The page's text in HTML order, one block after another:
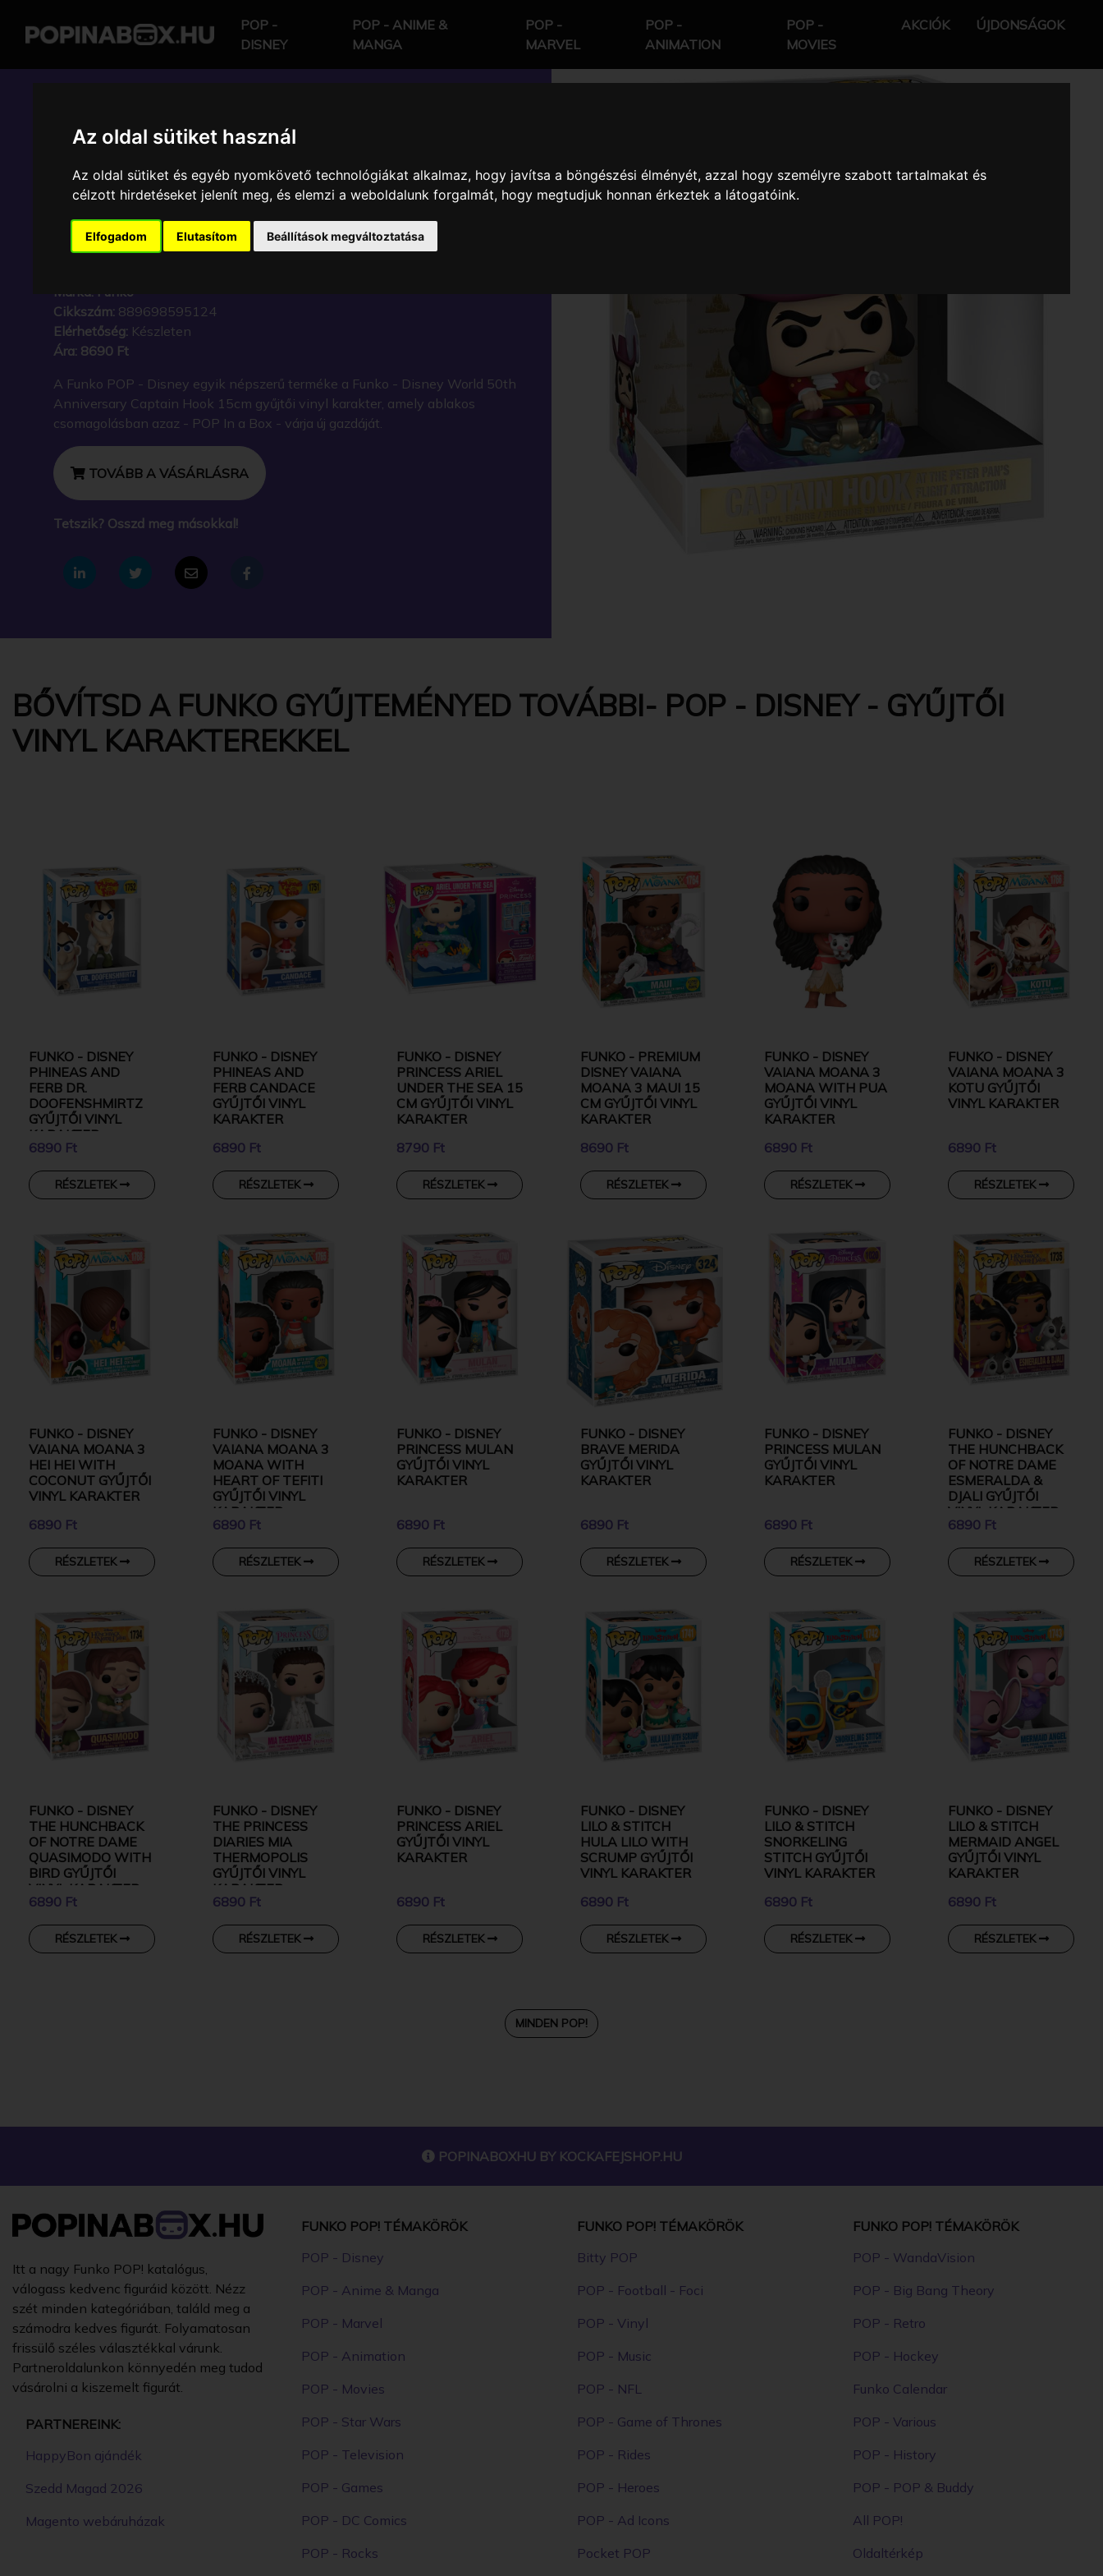
Az oldal sütiket használ
Az oldal sütiket és egyéb nyomkövető technológiákat alkalmaz, hogy javítsa a böngészési élményét, azzal hogy személyre szabott tartalmakat és
célzott hirdetéseket jelenít meg, és elemzi a weboldalunk forgalmát, hogy megtudjuk honnan érkeztek a látogatóink.
Elfogadom Elutasítom Beállítások megváltoztatása
POP -
DISNEY
POP - ANIME &
MANGA
POP -
MARVEL
POP -
ANIMATION
POP -
MOVIES
AKCIÓK ÚJDONSÁGOK
POP IN A BOX HU
FUNKO - DISNEY WORLD 50TH
ANNIVERSARY CAPTAIN HOOK
15CM GYŰJTŐI VINYL KARAKTER
Márka: Funko
Cikkszám: 889698595124
Elérhetőség: Készleten
Ára: 8690 Ft
A Funko POP - Disney egyik népszerű terméke a Funko - Disney World 50th
Anniversary Captain Hook 15cm gyűjtői vinyl karakter, amely ablakos
csomagolásban azaz - POP In a Box - várja új gazdáját.
TOVÁBB A VÁSÁRLÁSRA
Tetszik? Osszd meg másokkal!
BŐVÍTSD A FUNKO GYŰJTEMÉNYED TOVÁBBI- POP - DISNEY - GYŰJTŐI
VINYL KARAKTEREKKEL
FUNKO - DISNEY
PHINEAS AND
FERB DR.
DOOFENSHMIRTZ
GYŰJTŐI VINYL
KARAKTER
6890 Ft
RÉSZLETEK
FUNKO - DISNEY
PHINEAS AND
FERB CANDACE
GYŰJTŐI VINYL
KARAKTER
6890 Ft
RÉSZLETEK
FUNKO - DISNEY
PRINCESS ARIEL
UNDER THE SEA 15
CM GYŰJTŐI VINYL
KARAKTER
8790 Ft
RÉSZLETEK
FUNKO - PREMIUM
DISNEY VAIANA
MOANA 3 MAUI 15
CM GYŰJTŐI VINYL
KARAKTER
8690 Ft
RÉSZLETEK
FUNKO - DISNEY
VAIANA MOANA 3
MOANA WITH PUA
GYŰJTŐI VINYL
KARAKTER
6890 Ft
RÉSZLETEK
FUNKO - DISNEY
VAIANA MOANA 3
KOTU GYŰJTŐI
VINYL KARAKTER
6890 Ft
RÉSZLETEK
FUNKO - DISNEY
VAIANA MOANA 3
HEI HEI WITH
COCONUT GYŰJTŐI
VINYL KARAKTER
6890 Ft
RÉSZLETEK
FUNKO - DISNEY
VAIANA MOANA 3
MOANA WITH
HEART OF TEFITI
GYŰJTŐI VINYL
KARAKTER
6890 Ft
RÉSZLETEK
FUNKO - DISNEY
PRINCESS MULAN
GYŰJTŐI VINYL
KARAKTER
6890 Ft
RÉSZLETEK
FUNKO - DISNEY
BRAVE MERIDA
GYŰJTŐI VINYL
KARAKTER
6890 Ft
RÉSZLETEK
FUNKO - DISNEY
PRINCESS MULAN
GYŰJTŐI VINYL
KARAKTER
6890 Ft
RÉSZLETEK
FUNKO - DISNEY
THE HUNCHBACK
OF NOTRE DAME
ESMERALDA &
DJALI GYŰJTŐI
VINYL KARAKTER
6890 Ft
RÉSZLETEK
FUNKO - DISNEY
THE HUNCHBACK
OF NOTRE DAME
QUASIMODO WITH
BIRD GYŰJTŐI
VINYL KARAKTER
6890 Ft
RÉSZLETEK
FUNKO - DISNEY
THE PRINCESS
DIARIES MIA
THERMOPOLIS
GYŰJTŐI VINYL
KARAKTER
6890 Ft
RÉSZLETEK
FUNKO - DISNEY
PRINCESS ARIEL
GYŰJTŐI VINYL
KARAKTER
6890 Ft
RÉSZLETEK
FUNKO - DISNEY
LILO & STITCH
HULA LILO WITH
SCRUMP GYŰJTŐI
VINYL KARAKTER
6890 Ft
RÉSZLETEK
FUNKO - DISNEY
LILO & STITCH
SNORKELING
STITCH GYŰJTŐI
VINYL KARAKTER
6890 Ft
RÉSZLETEK
FUNKO - DISNEY
LILO & STITCH
MERMAID ANGEL
GYŰJTŐI VINYL
KARAKTER
6890 Ft
RÉSZLETEK
MINDEN POP!
POPINABOXHU BY KOCKAFEJSHOP.HU
Itt a nagy Funko POP! katalógus,
válogass kedvenc figuráid között. Nézz
szét minden kategóriában, találd meg a
számodra kedves figurát. Folyamatosan
frissülő széles választékkal várunk.
Partneroldalunkon könnyedén meg tudod
vásárolni a kiszemelt figurát.
PARTNEREINK:
HappyBon ajándék
Szedd Magad 2026
Magento webáruházak
FUNKO POP! TÉMAKÖRÖK
POP - Disney
POP - Anime & Manga
POP - Marvel
POP - Animation
POP - Movies
POP - Star Wars
POP - Television
POP - Games
POP - DC Comics
POP - Rocks
FUNKO POP! TÉMAKÖRÖK
Bitty POP
POP - Football - Foci
POP - Vinyl
POP - Music
POP - NFL
POP - Game of Thrones
POP - Rides
POP - Heroes
POP - Ad Icons
Pocket POP
FUNKO POP! TÉMAKÖRÖK
POP - WandaVision
POP - Big Bang Theory
POP - Retro
POP - Hockey
Funko Calendar
POP - Various
POP - History
POP - POP & Buddy
All POP!
Oldaltérkép